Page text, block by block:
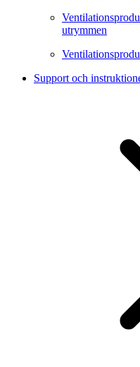
utrymmen
Support och